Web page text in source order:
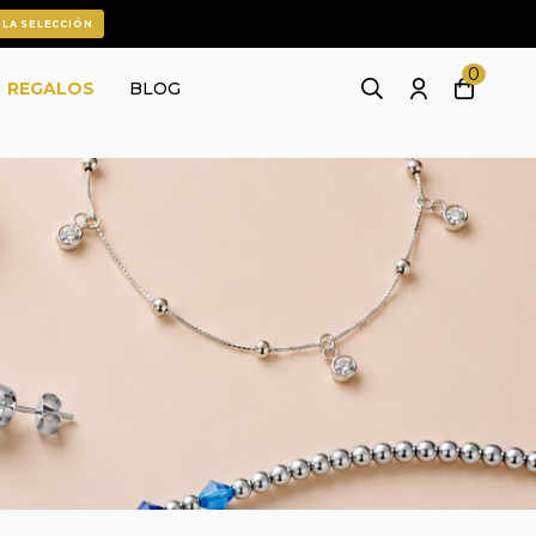
SELECCIÓN
REGALOS BLOG
0